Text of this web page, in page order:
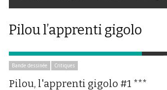
Pilou l’apprenti gigolo
Bande dessinée Critiques
Pilou, l'apprenti gigolo #1 ***